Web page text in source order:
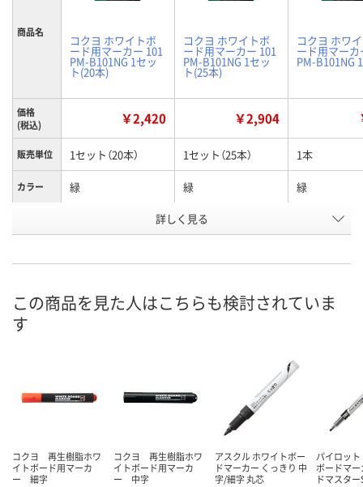
商品名
コクヨ ホワイトボ
ード用マーカー 101
PM-B101NG 1セッ
ト(20本)
コクヨ ホワイトボ
ード用マーカー 101
PM-B101NG 1セッ
ト(25本)
コクヨ ホワ
ード用マーカ
PM-B101NG
価格
(税込)
￥2,420 ￥2,904
販売単位 1セット（20本） 1セット（25本） 1本
カラー 緑 緑 緑
R526256 HH65613
お届け日
ついてご連絡いたし
ご注文後、お届けに
ついてご連絡いたし
8月11日（火）
カゴへ カゴへ
数量
カ
詳しく見る
この商品を見た人はこちらも検討されていま
す
コクヨ 再生樹脂ホワ
イトボード用マーカ
ー 細字
コクヨ 再生樹脂ホワ
イトボード用マーカ
ー 中字
アスクル ホワイトボー
ドマーカー くっきり 中
字/細字 丸芯
パイロッ
ボードマ
ドマスタ